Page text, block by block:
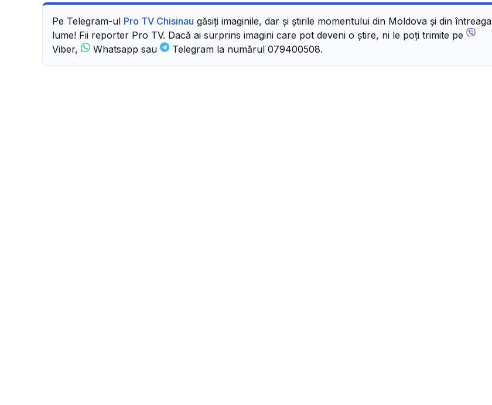
Pe Telegram-ul Pro TV Chisinau găsiți imaginile, dar și știrile momentului din Moldova și din întreaga
lume! Fii reporter Pro TV. Dacă ai surprins imagini care pot deveni o știre, ni le poți trimite pe
Viber,
Whatsapp sau Telegram la numărul 079400508.